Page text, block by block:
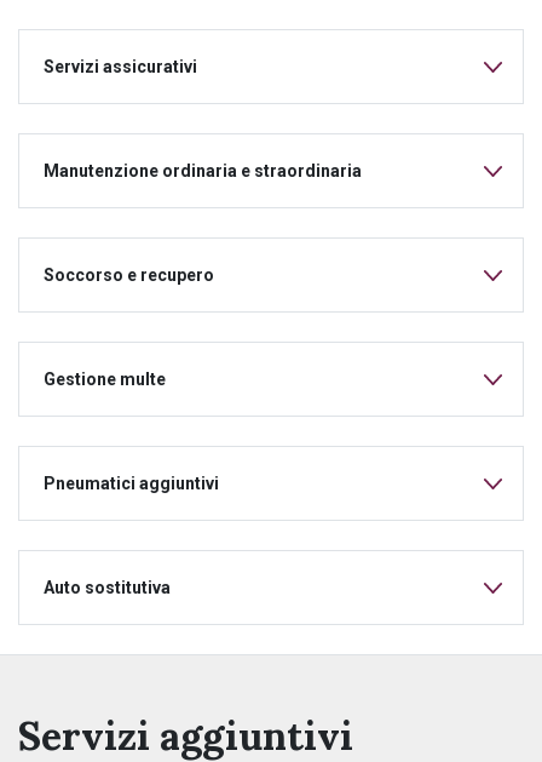
Servizi assicurativi
Manutenzione ordinaria e straordinaria
Soccorso e recupero
Gestione multe
Pneumatici aggiuntivi
Auto sostitutiva
Servizi aggiuntivi